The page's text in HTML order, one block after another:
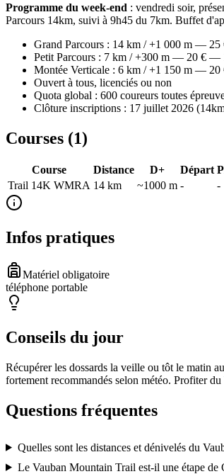
Programme du week-end : vendredi soir,
Parcours 14km, suivi à 9h45 du 7km. Buffet
Grand Parcours : 14 km / +1 000 m —
Petit Parcours : 7 km / +300 m — 20 € —
Montée Verticale : 6 km / +1 150 m —
Ouvert à tous, licenciés ou non
Quota global : 600 coureurs toutes
Clôture inscriptions : 17 juillet 2026
Courses (1)
Course Distance D+ Départ
Trail 14K WMRA 14 km ~1000 m - -
Infos pratiques
Matériel obligatoire
téléphone portable
Conseils du jour
Récupérer les dossards la veille ou tôt le matin
fortement recommandés selon météo. Profiter
Questions fréquentes
Quelles sont les distances et dénivelés du
Le Vauban Mountain Trail est-il une étape de